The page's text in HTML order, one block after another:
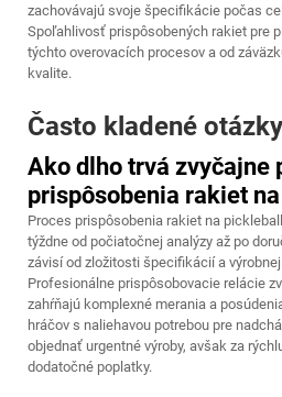
zachovávajú svoje špecifikácie počas
Spoľahlivosť prispôsobených rakiet pre
týchto overovacích procesov a od
kvalite.
Často kladené otázky
Ako dlho trvá zvyčajne
prispôsobenia rakiet na
Proces prispôsobenia rakiet na
týždne od počiatočnej analýzy až po
závisí od zložitosti špecifikácií a
Profesionálne prispôsobovacie relácie
zahŕňajú komplexné merania a
hráčov s naliehavou potrebou pre
objednať urgentné výroby, avšak za
dodatočné poplatky.